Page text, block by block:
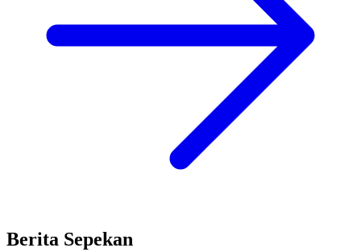
Berita Sepekan